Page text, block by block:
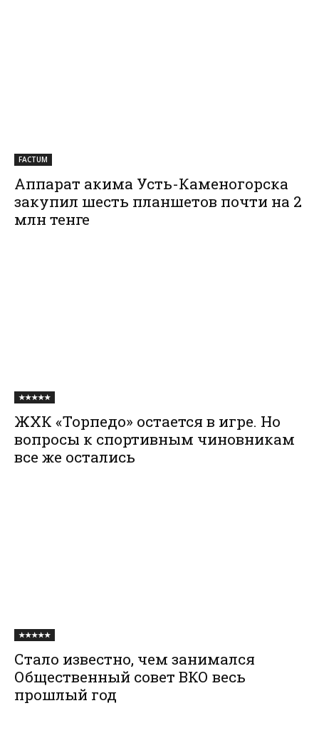
FACTUM
Аппарат акима Усть-Каменогорска
закупил шесть планшетов почти на 2
млн тенге
★★★★★
ЖХК «Торпедо» остается в игре. Но
вопросы к спортивным чиновникам
все же остались
★★★★★
Стало известно, чем занимался
Общественный совет ВКО весь
прошлый год